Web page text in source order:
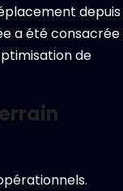
depuis
a été consacrée
de